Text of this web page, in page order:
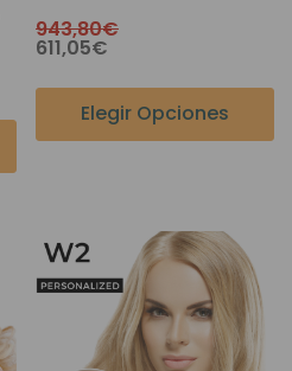
943,80€
611,05€
Elegir Opciones